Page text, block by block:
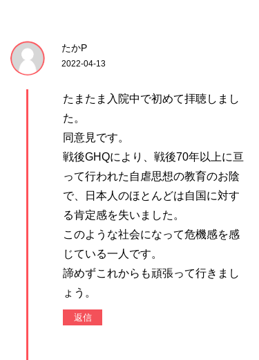
たかP
2022-04-13
たまたま入院中で初めて拝聴しまし
た。
同意見です。
戦後GHQにより、戦後70年以上に亘
って行われた自虐思想の教育のお陰
で、日本人のほとんどは自国に対す
る肯定感を失いました。
このような社会になって危機感を感
じている一人です。
諦めずこれからも頑張って行きまし
ょう。
返信